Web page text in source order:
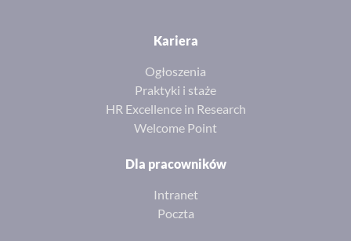
Kariera
Ogłoszenia
Praktyki i staże
HR Excellence in Research
Welcome Point
Dla pracowników
Intranet
Poczta